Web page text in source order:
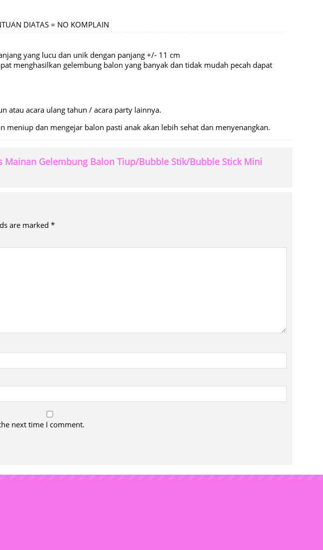
DIATAS = NO KOMPLAIN
yang lucu dan unik dengan panjang +/- 11 cm
menghasilkan gelembung balon yang banyak dan tidak mudah pecah dapat
atau acara ulang tahun / acara party lainnya.
meniup dan mengejar balon pasti anak akan lebih sehat dan menyenangkan.
Mainan Gelembung Balon Tiup/Bubble Stik/Bubble Stick Mini
are marked *
next time I comment.